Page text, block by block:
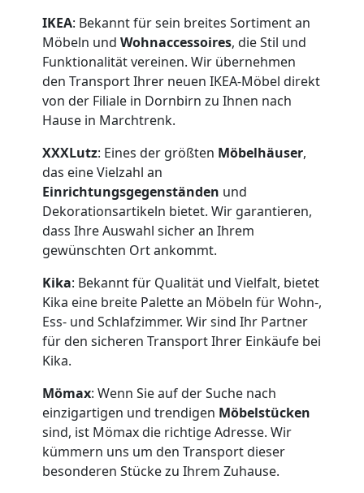
IKEA: Bekannt für sein breites Sortiment an
Möbeln und Wohnaccessoires, die Stil und
Funktionalität vereinen. Wir übernehmen
den Transport Ihrer neuen IKEA-Möbel direkt
von der Filiale in Dornbirn zu Ihnen nach
Hause in Marchtrenk.
XXXLutz: Eines der größten Möbelhäuser,
das eine Vielzahl an
Einrichtungsgegenständen und
Dekorationsartikeln bietet. Wir garantieren,
dass Ihre Auswahl sicher an Ihrem
gewünschten Ort ankommt.
Kika: Bekannt für Qualität und Vielfalt, bietet
Kika eine breite Palette an Möbeln für Wohn-,
Ess- und Schlafzimmer. Wir sind Ihr Partner
für den sicheren Transport Ihrer Einkäufe bei
Kika.
Mömax: Wenn Sie auf der Suche nach
einzigartigen und trendigen Möbelstücken
sind, ist Mömax die richtige Adresse. Wir
kümmern uns um den Transport dieser
besonderen Stücke zu Ihrem Zuhause.